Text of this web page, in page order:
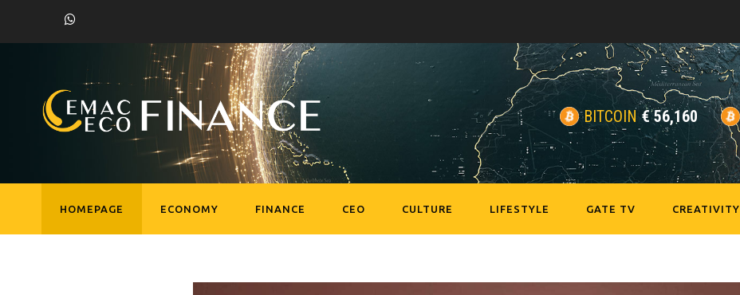
BITCOIN €56,160
HOMEPAGE ECONOMY FINANCE CEO CULTURE LIFESTYLE GATE TV CREATIVITY